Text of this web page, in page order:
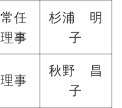
常任
理事
杉浦 明
子
理事
秋野 昌
子